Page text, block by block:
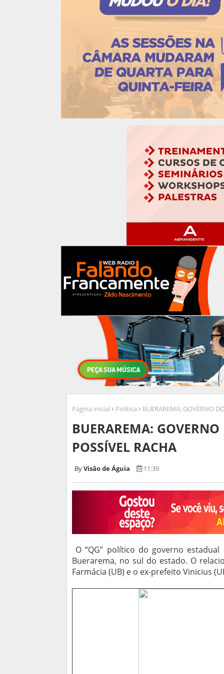
Página inicial Política BUERAREMA: GOVERNO
BUERAREMA:
POSSÍVEL RACHA
Visão de Águia 11:39
O “QG” político do governo
Buerarema, no sul do estado. O
Farmácia (UB) e o ex-prefeito Vinicius